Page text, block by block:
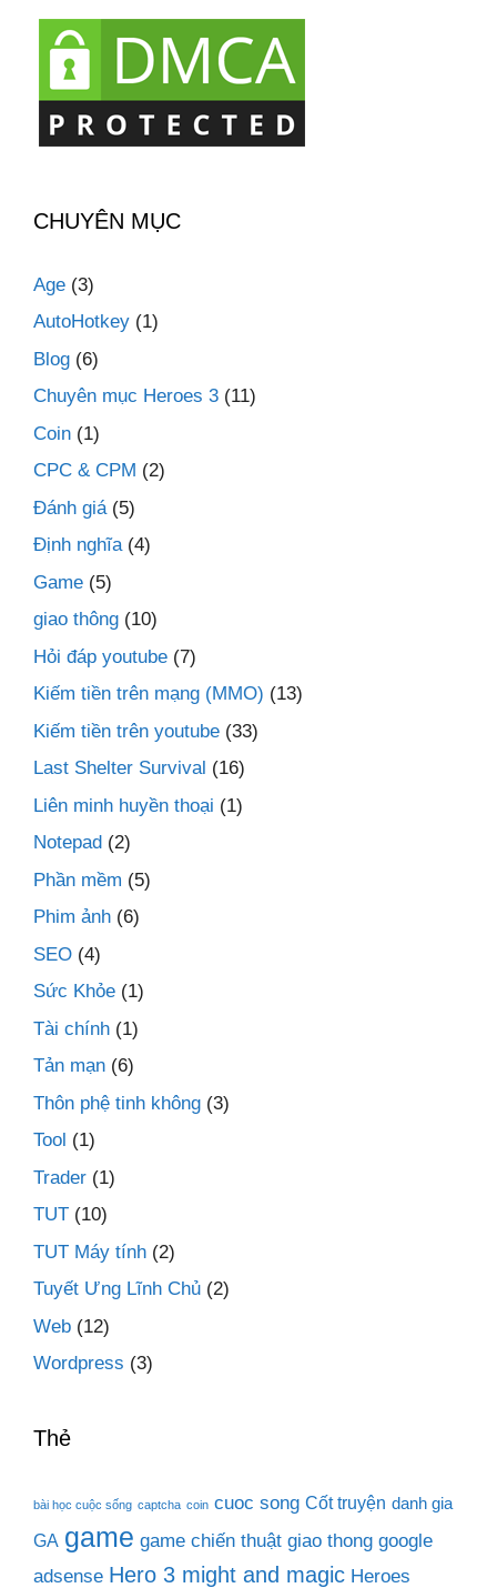
CHUYÊN MỤC
Age (3)
AutoHotkey (1)
Blog (6)
Chuyên mục Heroes 3 (11)
Coin (1)
CPC & CPM (2)
Đánh giá (5)
Định nghĩa(4)
Game (5)
giao thông (10)
Hỏi đáp youtube (7)
Kiếm tiền trên mạng (MMO) (13)
Kiếm tiền trên youtube (33)
Last Shelter Survival (16)
Liên minh huyền thoại (1)
Notepad (2)
Phần mềm (5)
Phim ảnh (6)
SEO (4)
Sức Khỏe (1)
Tài chính (1)
Tản mạn (6)
Thôn phệ tinh không (3)
Tool (1)
Trader (1)
TUT (10)
TUT Máy tính (2)
Tuyết Ưng Lĩnh Chủ (2)
Web (12)
Wordpress (3)
Thẻ
bài học cuộc sống captcha coin cuoc song Cốt truyện danh gia
GA game game chiến thuật giao thong google
adsense Hero 3 might and magic Heroes